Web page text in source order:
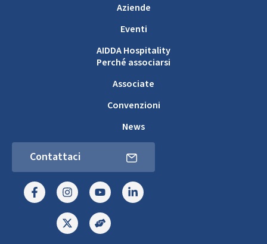
Aziende
Eventi
AIDDA Hospitality
Perché associarsi
Associate
Convenzioni
News
Contattaci